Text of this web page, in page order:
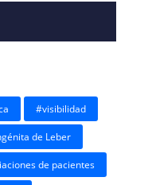
#visibilidad
de Leber
de pacientes